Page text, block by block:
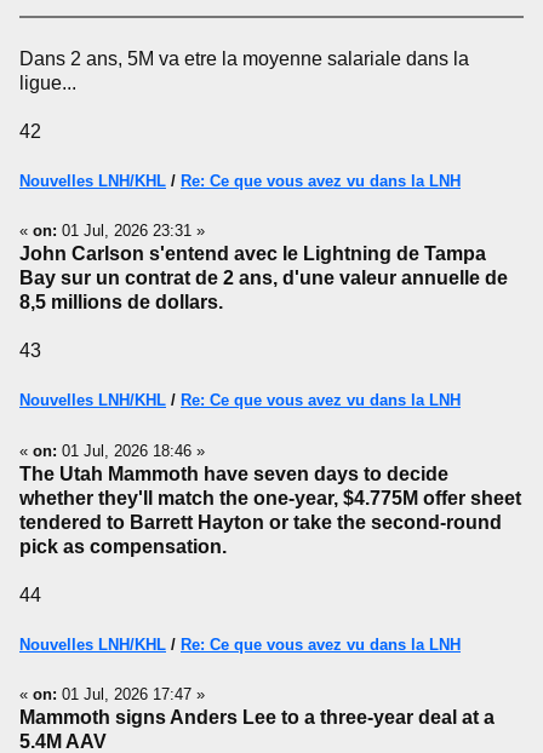
Dans 2 ans, 5M va etre la moyenne salariale dans la
ligue...
42
Nouvelles LNH/KHL / Re: Ce que vous avez vu dans la LNH
« on: 01 Jul, 2026 23:31 »
John Carlson s'entend avec le Lightning de Tampa
Bay sur un contrat de 2 ans, d'une valeur annuelle de
8,5 millions de dollars.
43
Nouvelles LNH/KHL / Re: Ce que vous avez vu dans la LNH
« on: 01 Jul, 2026 18:46 »
The Utah Mammoth have seven days to decide
whether they'll match the one-year, $4.775M offer sheet
tendered to Barrett Hayton or take the second-round
pick as compensation.
44
Nouvelles LNH/KHL / Re: Ce que vous avez vu dans la LNH
« on: 01 Jul, 2026 17:47 »
Mammoth signs Anders Lee to a three-year deal at a
5.4M AAV